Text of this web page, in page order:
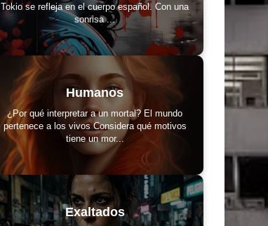
Tokio se refleja en el cuerpo español. Con una
sonrisa ...
Humanos
¿Por qué interpretar a un mortal? El mundo
pertenece a los vivos Considera qué motivos
tiene un mor...
Exaltados